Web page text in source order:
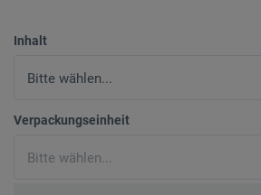
Inhalt
Verpackungseinheit